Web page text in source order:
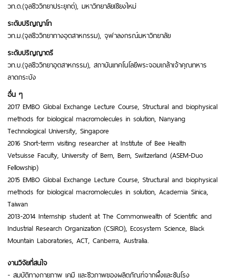
วท.ด.(จุลชีววิทยาประยุกต์), มหาวิทยาลัยเชียงใหม่
ระดับปริญญาโท
วท.ม.(จุลชีววิทยาทางอุตสาหกรรม), จุฬาลงกรณ์มหาวิทยาลัย
ระดับปริญญาตรี
วท.บ.(จุลชีววิทยาอุตสาหกรรม), สถาบันเทคโนโลยีพระจอมเกล้าเจ้าคุณทหาร
ลาดกระบัง
อื่น ๆ
2017 EMBO Global Exchange Lecture Course, Structural and biophysical
methods for biological macromolecules in solution, Nanyang
Technological University, Singapore
2016 Short-term visiting researcher at Institute of Bee Health
Vetsuisse Faculty, University of Bern, Bern, Switzerland (ASEM-Duo
Fellowship)
2015 EMBO Global Exchange Lecture Course, Structural and biophysical
methods for biological macromolecules in solution, Academia Sinica,
Taiwan
2013-2014 Internship student at The Commonwealth of Scientific and
Industrial Research Organization (CSIRO), Ecosystem Science, Black
Mountain Laboratories, ACT, Canberra, Australia.
งานวิจัยที่สนใจ
- สมบัติทางกายภาพ เคมี และชีวภาพของผลิตภัณฑ์จากผึ้งและชันโรง